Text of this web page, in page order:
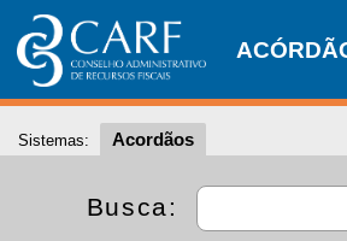
Sistemas: Acordãos
Busca: